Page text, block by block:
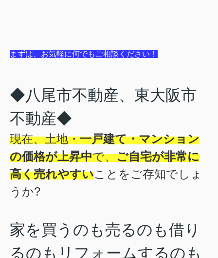
まずは、お気軽に何でもご相談ください！
◆八尾市不動産、東大阪市
不動産◆
現在、土地・一戸建て・マンション
の価格が上昇中で、ご自宅が非常に
高く売れやすいことをご存知でしょ
うか?
家を買うのも売るのも借り
るのもリフォームするのも